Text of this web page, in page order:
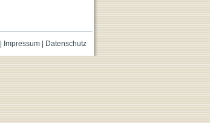
Impressum| Datenschutz